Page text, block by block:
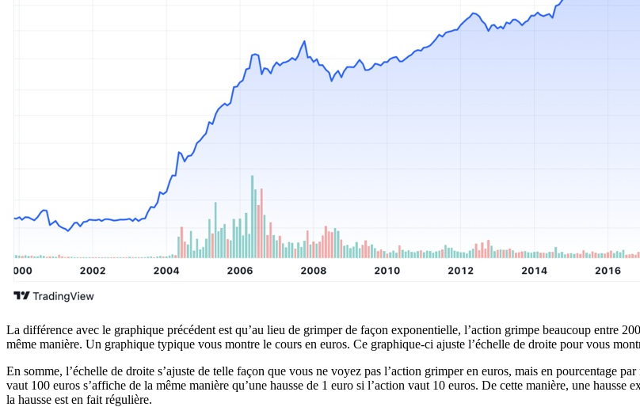
La différence avec le graphique précédent est qu’au lieu de grimper de façon exponentielle, l’action grimpe beaucoup entre
même manière. Un graphique typique vous montre le cours en euros. Ce graphique-ci ajuste l’échelle de droite pour vous
En somme, l’échelle de droite s’ajuste de telle façon que vous ne voyez pas l’action grimper en euros, mais en pourcentage
vaut 100 euros s’affiche de la même manière qu’une hausse de 1 euro si l’action vaut 10 euros. De cette manière, une
la hausse est en fait régulière.